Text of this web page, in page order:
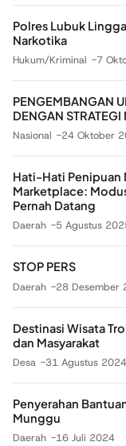
Polres Lubuk
Narkotika
Hukum/Kriminal 7
PENGEMBANGAN
DENGAN
Nasional 24 Oktober
Hati-Hati Penipuan
Marketplace:
Pernah Datang
Daerah 5 Agustus
STOP PERS
Daerah 28 Desember
Destinasi Wisata
dan Masyarakat
Desa 31 Agustus 2024
Penyerahan
Munggu
Daerah 16 Juli 2024